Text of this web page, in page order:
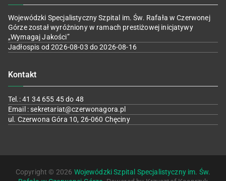
Wojewódzki Specjalistyczny Szpital im. Św. Rafała w Czerwonej
Górze został wyróżniony w ramach prestiżowej inicjatywy
„Wymagaj Jakości”
Jadłospis od 2026-08-03 do 2026-08-16
Kontakt
Tel.: 41 34 655 45 do 48
Email : sekretariat@czerwonagora.pl
ul. Czerwona Góra 10, 26-060 Chęciny
Copyright © 2026 Wojewódzki Szpital Specjalistyczny im. Św.